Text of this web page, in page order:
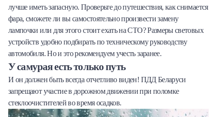
лучше иметь запасную. Проверьте до путешествия, как снимается
фара, сможете ли вы самостоятельно произвести замену
лампочки или для этого стоит ехать на СТО? Размеры световых
устройств удобно подбирать по техническому руководству
автомобиля. Но и это рекомендуем учесть заранее.
У самурая есть только путь
И он должен быть всегда отчетливо виден! ПДД Беларуси
запрещают участие в дорожном движении при поломке
стеклоочистителей во время осадков.